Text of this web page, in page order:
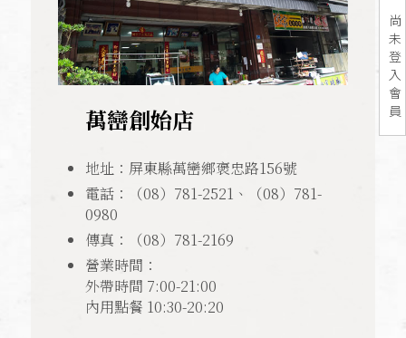
尚
未
登
入
會
員
萬巒創始店
地址：屏東縣萬巒鄉褒忠路156號
電話：（08）781-2521、（08）781-
0980
傳真：（08）781-2169
營業時間：
外帶時間 7:00-21:00
內用點餐 10:30-20:20